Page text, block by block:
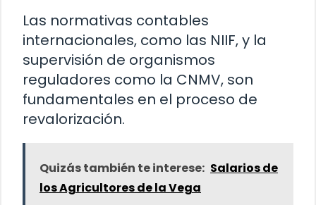
Las normativas contables
internacionales, como las NIIF, y la
supervisión de organismos
reguladores como la CNMV, son
fundamentales en el proceso de
revalorización.
Quizás también te interese: Salarios de
los Agricultores de la Vega